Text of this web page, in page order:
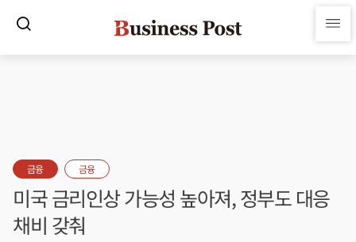
금융 금융
미국 금리인상 가능성 높아져, 정부도 대응
채비 갖춰